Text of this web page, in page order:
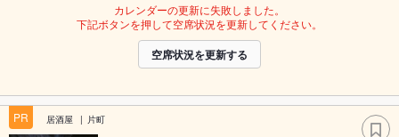
カレンダーの更新に失敗しました。
下記ボタンを押して空席状況を更新してください。
空席状況を更新する
PR 居酒屋 片町